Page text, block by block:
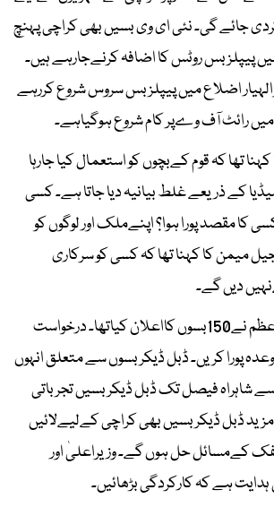
جائے گی۔ نئی ای وی بسیں بھی کراچی پہنچ
پیپلز بس روٹس کا اضافہ کرنےجارہے ہیں۔
اضلاع میں پیپلزبس سروس شروع کررہے
میں رائٹ آف وےپر کام شروع ہوگیاہے۔
تھا کہ قوم کےبچوں کو استعمال کیا جارہا
کے ذریعے غلط بیانیہ دیا جاتا ہے۔ کسی
مقصد پورا ہوا؟ اپنےملک اور لوگوں کو
میمن کا کہنا تھا کہ کسی کو سرکاری
دیں گے۔
انہوں نے کہا کہ وزیراعظم نے150بسوں کااعلان کیاتھا۔ درخواست
پورا کریں۔ ڈبل ڈیکر بسوں سے متعلق انہوں
شاہراہ فیصل تک ڈبل ڈیکر بسیں تجرباتی
ڈبل ڈیکر بسیں بھی کراچی کےلیےلائیں
کےمسائل حل ہوں گے۔ وزیراعلیٰ اور
ہے کہ کارکردگی بڑھائیں۔